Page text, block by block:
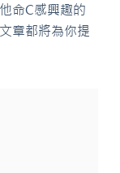
命C感興趣的
章都將為你提